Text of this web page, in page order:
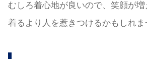
むしろ着心地が良いので、笑顔が
着るより人を惹きつけるかもしれま